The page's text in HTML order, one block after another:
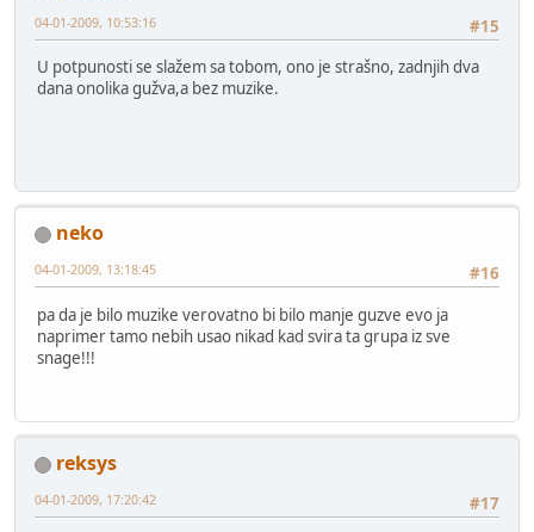
#15
04-01-2009, 10:53:16
U potpunosti se slažem sa tobom, ono je strašno, zadnjih dva
dana onolika gužva,a bez muzike.
neko
#16
04-01-2009, 13:18:45
pa da je bilo muzike verovatno bi bilo manje guzve evo ja
naprimer tamo nebih usao nikad kad svira ta grupa iz sve
snage!!!
reksys
#17
04-01-2009, 17:20:42